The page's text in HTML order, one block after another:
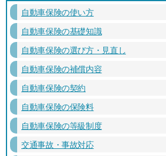
自動車保険の使い方
自動車保険の基礎知識
自動車保険の選び方・見直し
自動車保険の補償内容
自動車保険の契約
自動車保険の保険料
自動車保険の等級制度
交通事故・事故対応